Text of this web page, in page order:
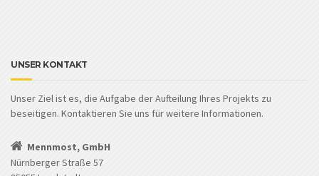
UNSER KONTAKT
Unser Ziel ist es, die Aufgabe der Aufteilung Ihres Projekts zu
beseitigen. Kontaktieren Sie uns für weitere Informationen.
Mennmost, GmbH
Nürnberger Straße 57